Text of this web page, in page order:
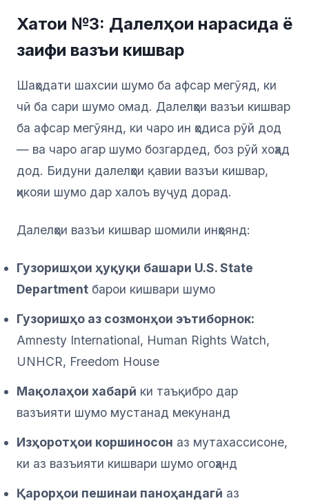
Хатои №3: Далелҳои нарасида ё
заифи вазъи кишвар
Шаҳодати шахсии шумо ба афсар мегӯяд, ки
чӣ ба сари шумо омад. Далелҳои вазъи кишвар
ба афсар мегӯянд, ки чаро ин ҳодиса рӯй дод
— ва чаро агар шумо бозгардед, боз рӯй хоҳад
дод. Бидуни далелҳои қавии вазъи кишвар,
ҳикояи шумо дар халоъ вуҷуд дорад.
Далелҳои вазъи кишвар шомили инҳоянд:
Гузоришҳои ҳуқуқи башари U.S. State
Department барои кишвари шумо
Гузоришҳо аз созмонҳои эътиборнок:
Amnesty International, Human Rights Watch,
UNHCR, Freedom House
Мақолаҳои хабарӣ ки таъқибро дар
вазъияти шумо мустанад мекунанд
Изҳоротҳои коршиносон аз мутахассисоне,
ки аз вазъияти кишвари шумо огоҳанд
Қарорҳои пешинаи паноҳандагӣ аз